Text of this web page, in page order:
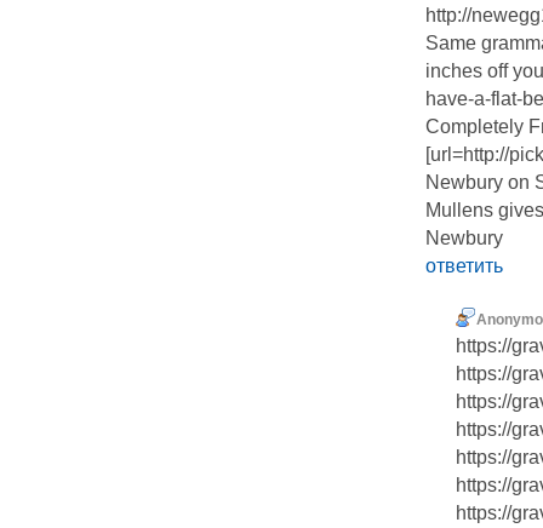
http://
Same
inches off
have-a-flat-
Completely
[url=http://
Newbury on
Mullens
Newbury
ответить
https://
https://
https://
https://
https://
https://
https://